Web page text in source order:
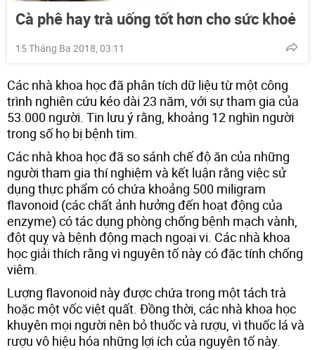
Cà phê hay trà uống tốt hơn cho sức khoẻ
15 Tháng Ba 2018, 03:11
Các nhà khoa học đã phân tích dữ liệu từ một công
trình nghiên cứu kéo dài 23 năm, với sự tham gia của
53.000 người. Tin lưu ý rằng, khoảng 12 nghìn người
trong số họ bị bệnh tim.
Các nhà khoa học đã so sánh chế độ ăn của những
người tham gia thí nghiệm và kết luận rằng việc sử
dụng thực phẩm có chứa khoảng 500 miligram
flavonoid (các chất ảnh hưởng đến hoạt động của
enzyme) có tác dụng phòng chống bệnh mạch vành,
đột quỵ và bệnh động mạch ngoại vi. Các nhà khoa
học giải thích rằng vì nguyên tố này có đặc tính chống
viêm.
Lượng flavonoid này được chứa trong một tách trà
hoặc một vốc việt quất. Đồng thời, các nhà khoa học
khuyên mọi người nên bỏ thuốc và rượu, vì thuốc lá và
rượu vô hiệu hóa những lợi ích của nguyên tố này.